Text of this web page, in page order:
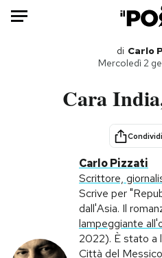
Tecnologia
Economia
di Carlo
Mercoledì 2
Cara
Condividi
Carlo Pizzati
Scrittore,
Scrive per
dall'Asia. Il
lampeggiante
2022). È stato a
Città del